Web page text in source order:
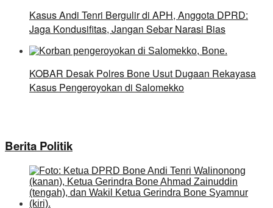
Kasus Andi Tenri Bergulir di APH, Anggota DPRD:
Jaga Kondusifitas, Jangan Sebar Narasi Bias
KOBAR Desak Polres Bone Usut Dugaan Rekayasa
Kasus Pengeroyokan di Salomekko
Berita Politik